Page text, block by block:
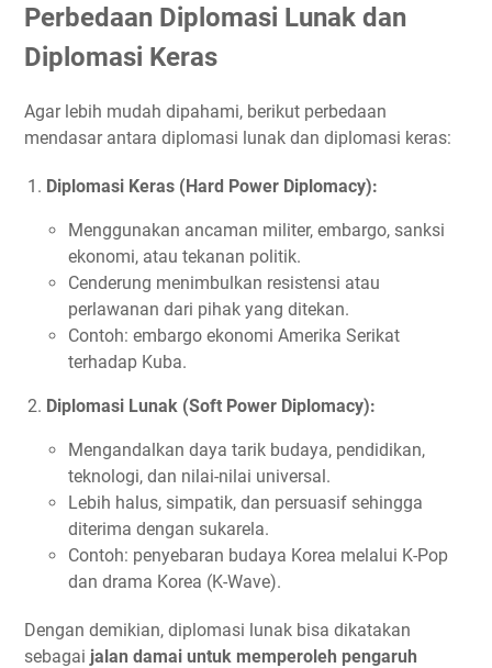
Perbedaan Diplomasi Lunak dan
Diplomasi Keras
Agar lebih mudah dipahami, berikut perbedaan
mendasar antara diplomasi lunak dan diplomasi keras:
Diplomasi Keras (Hard Power Diplomacy):
Menggunakan ancaman militer, embargo, sanksi
ekonomi, atau tekanan politik.
Cenderung menimbulkan resistensi atau
perlawanan dari pihak yang ditekan.
Contoh: embargo ekonomi Amerika Serikat
terhadap Kuba.
Diplomasi Lunak (Soft Power Diplomacy):
Mengandalkan daya tarik budaya, pendidikan,
teknologi, dan nilai-nilai universal.
Lebih halus, simpatik, dan persuasif sehingga
diterima dengan sukarela.
Contoh: penyebaran budaya Korea melalui K-Pop
dan drama Korea (K-Wave).
Dengan demikian, diplomasi lunak bisa dikatakan
sebagai jalan damai untuk memperoleh pengaruh